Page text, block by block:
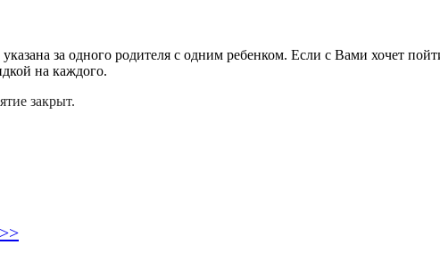
за одного родителя с одним ребенком. Если с Вами хочет
на каждого.
закрыт.